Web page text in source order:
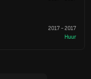
2017-2017
Huur